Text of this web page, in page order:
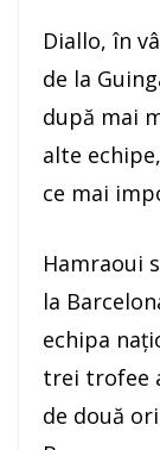
Diallo, în
de la
după mai
alte
ce mai
Hamraoui
la
echipa
trei trofee
de două